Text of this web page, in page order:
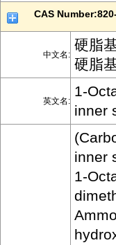
CAS
中文名:
硬脂
硬脂
英文名:
1-
inner
inner
1-